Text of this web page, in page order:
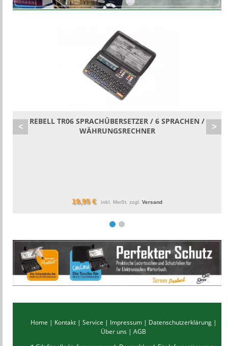
REBELL TR06 SPRACHÜBERSETZER / 6 SPRACHEN /
WÄHRUNGSRECHNER
19,95 € inkl. MwSt. zzgl. Versand
< >
Home | Kontakt| Service | Impressum| Datenschutzerklärung|
Über uns | AGB